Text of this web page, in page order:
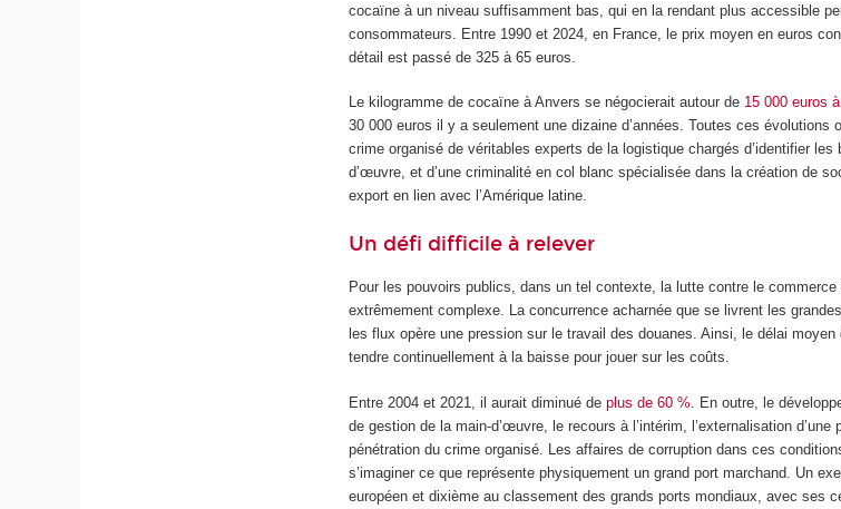
cocaïne à un niveau suffisamment bas, qui en la rendant plus accessible
consommateurs. Entre 1990 et 2024, en France, le prix moyen en euros
détail est passé de 325 à 65 euros.
Le kilogramme de cocaïne à Anvers se négocierait autour de 15 000 euros
30 000 euros il y a seulement une dizaine d’années. Toutes ces évolutions
crime organisé de véritables experts de la logistique chargés d’identifier
d’œuvre, et d’une criminalité en col blanc spécialisée dans la création de
export en lien avec l’Amérique latine.
Un défi difficile à relever
Pour les pouvoirs publics, dans un tel contexte, la lutte contre le
extrêmement complexe. La concurrence acharnée que se livrent les
les flux opère une pression sur le travail des douanes. Ainsi, le délai
tendre continuellement à la baisse pour jouer sur les coûts.
Entre 2004 et 2021, il aurait diminué deplus de 60 % . En outre, le
de gestion de la main-d’œuvre, le recours à l’intérim, l’externalisation
pénétration du crime organisé. Les affaires de corruption dans ces
s’imaginer ce que représente physiquement un grand port marchand. Un
européen et dixième au classement des grands ports mondiaux, avec ses